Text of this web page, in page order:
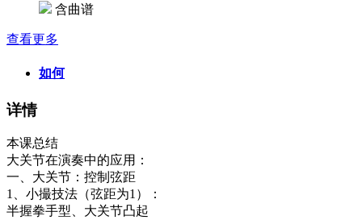
含曲谱
查看更多
如何
详情
本课总结
大关节在演奏中的应用：
一、大关节：控制弦距
1、小撮技法（弦距为1）：
半握拳手型、大关节凸起